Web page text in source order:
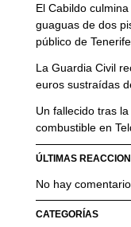
El Cabildo
guaguas de dos
público de Tenerife
La Guardia Civil
euros sustraídas
Un fallecido tras
combustible en
ÚLTIMAS
No hay
CATEGORÍAS